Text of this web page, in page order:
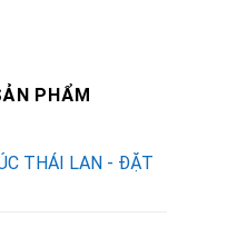
PHẨM
THÁI LAN - ĐẶT